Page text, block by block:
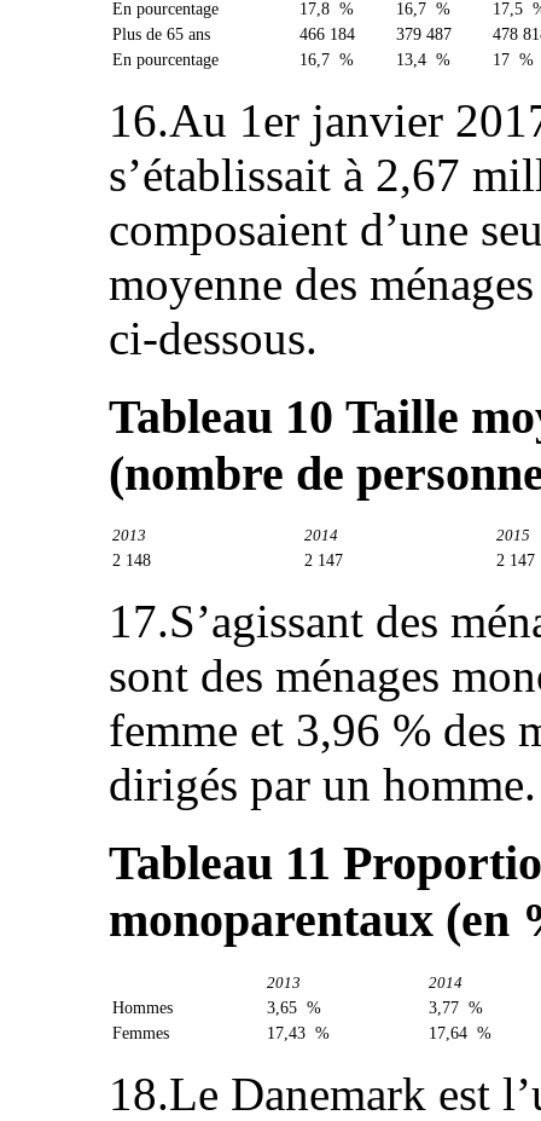
En pourcentage 17,8 % 16,7 %
17,5
Plus de 65 ans
466 184 379 487
478
En pourcentage
16,7 % 13,4 % 17 %
16.Au 1er janvier
s’établissait à 2,67
composaient d’une
moyenne des
ci-dessous.
Tableau 10 Taille
(nombre de
2013 2014 2015
2 148 2 147 2 147
17.S’agissant des
sont des ménages
femme et 3,96 % des
dirigés par un homme.
Tableau 11
monoparentaux (en
2013 2014
Hommes 3,65 %
3,77 %
Femmes
17,43 % 17,64 %
18.Le Danemark est